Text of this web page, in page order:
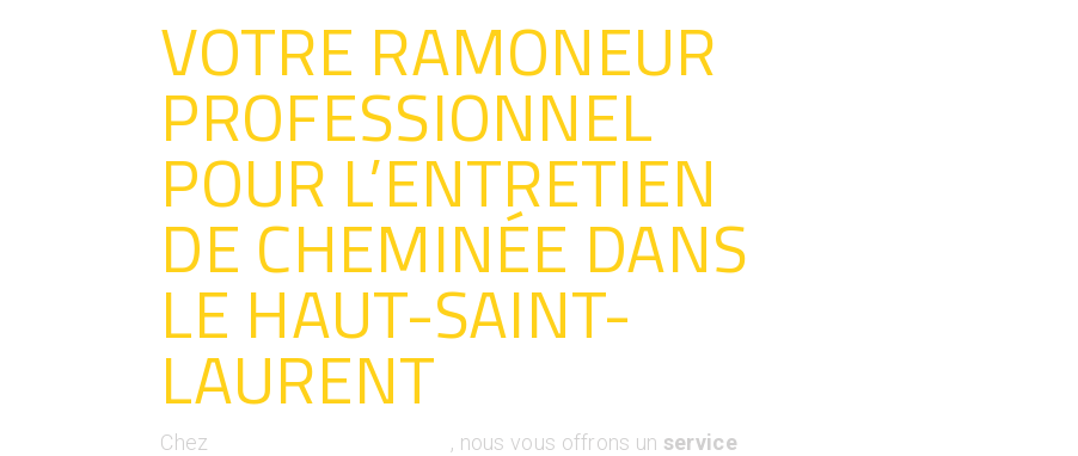
VOTRE RAMONEUR
PROFESSIONNEL
POUR L’ENTRETIEN
DE CHEMINÉE DANS
LE HAUT-SAINT-
LAURENT
Chez , nous vous offrons un service